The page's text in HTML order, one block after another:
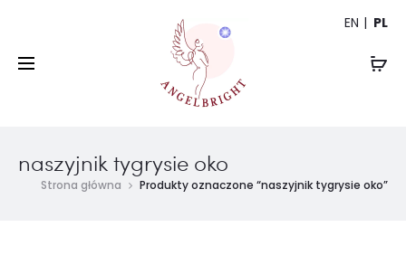
EN PL
naszyjnik tygrysie oko
Strona główna Produkty oznaczone “naszyjnik tygrysie oko”